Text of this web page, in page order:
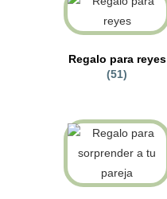
Regalo para reyes
(51)